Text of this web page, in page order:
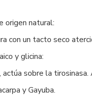
origen natural:
con un tacto seco
y glicina:
sobre la
y Gayuba.